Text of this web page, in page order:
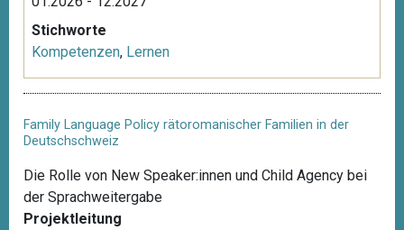
Stichworte
Kompetenzen, Lernen
Family Language Policy rätoromanischer Familien in der
Deutschschweiz
Die Rolle von New Speaker:innen und Child Agency bei
der Sprachweitergabe
Projektleitung